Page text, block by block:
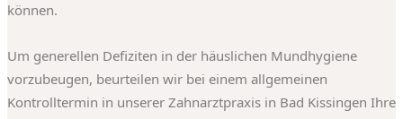
können.
Um generellen Defiziten in der häuslichen Mundhygiene
vorzubeugen, beurteilen wir bei einem allgemeinen
Kontrolltermin in unserer Zahnarztpraxis in Bad Kissingen Ihre